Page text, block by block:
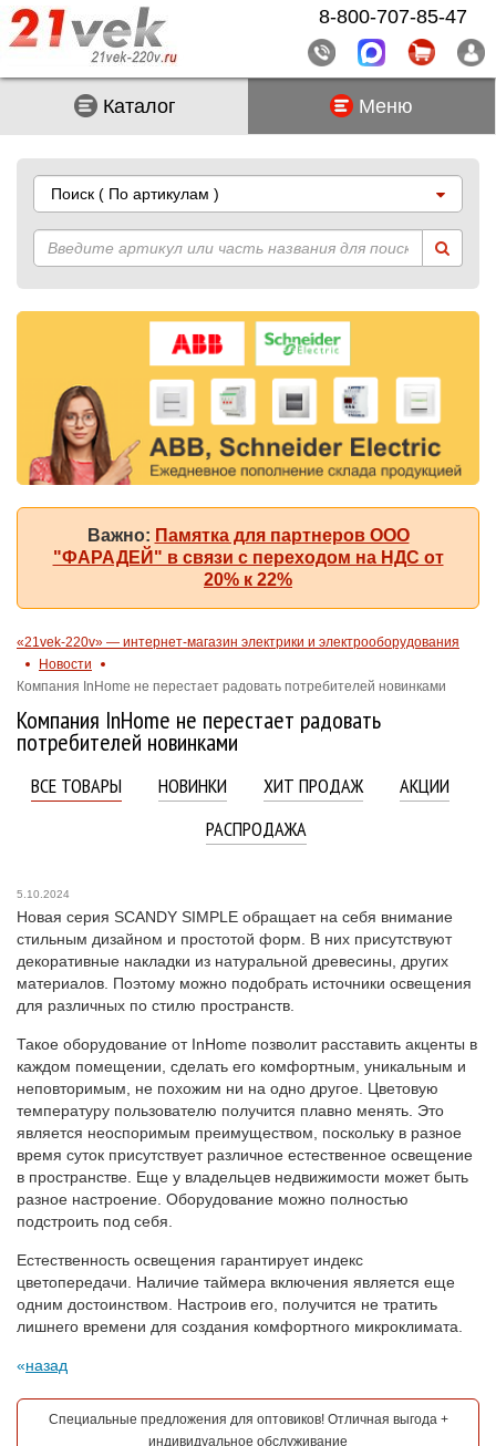
Каталог Меню
Поиск ( По артикулам )
Важно: Памятка для партнеров ООО
"ФАРАДЕЙ" в связи с переходом на НДС от
20% к 22%
«21vek-220v» — интернет-магазин электрики и электрооборудования
Новости
Компания InHome не перестает радовать потребителей новинками
Компания InHome не перестает радовать
потребителей новинками
ВСЕ ТОВАРЫ НОВИНКИ ХИТ ПРОДАЖ
АКЦИИ
РАСПРОДАЖА
5.10.2024
Новая серия SCANDY SIMPLE обращает на себя внимание
стильным дизайном и простотой форм. В них присутствуют
декоративные накладки из натуральной древесины, других
материалов. Поэтому можно подобрать источники освещения
для различных по стилю пространств.
Такое оборудование от InHome позволит расставить акценты в
каждом помещении, сделать его комфортным, уникальным и
неповторимым, не похожим ни на одно другое. Цветовую
температуру пользователю получится плавно менять. Это
является неоспоримым преимуществом, поскольку в разное
время суток присутствует различное естественное освещение
в пространстве. Еще у владельцев недвижимости может быть
разное настроение. Оборудование можно полностью
подстроить под себя.
Естественность освещения гарантирует индекс
цветопередачи. Наличие таймера включения является еще
одним достоинством. Настроив его, получится не тратить
лишнего времени для создания комфортного микроклимата.
назад
Специальные предложения для оптовиков! Отличная выгода +
индивидуальное обслуживание
8-800-707-85-47